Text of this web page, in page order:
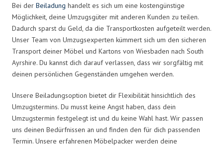
Bei der Beiladung handelt es sich um eine kostengünstige
Möglichkeit, deine Umzugsgüter mit anderen Kunden zu teilen.
Dadurch sparst du Geld, da die Transportkosten aufgeteilt werden.
Unser Team von Umzugsexperten kümmert sich um den sicheren
Transport deiner Möbel und Kartons von Wiesbaden nach South
Ayrshire. Du kannst dich darauf verlassen, dass wir sorgfältig mit
deinen persönlichen Gegenständen umgehen werden.
Unsere Beiladungsoption bietet dir Flexibilität hinsichtlich des
Umzugstermins. Du musst keine Angst haben, dass dein
Umzugstermin festgelegt ist und du keine Wahl hast. Wir passen
uns deinen Bedürfnissen an und finden den für dich passenden
Termin. Unsere erfahrenen Möbelpacker werden deine